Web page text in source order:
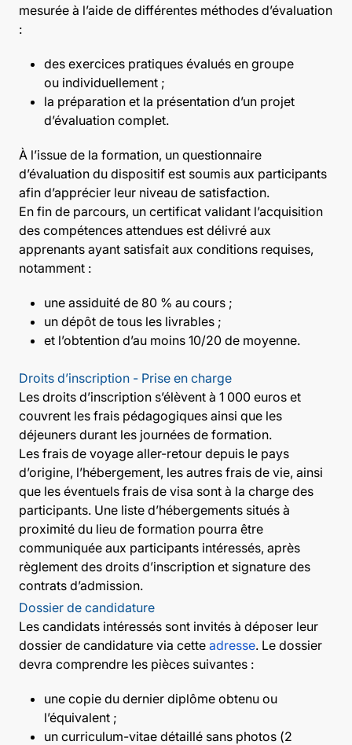
mesurée à l’aide de différentes méthodes d’évaluation
:
des exercices pratiques évalués en groupe
ou individuellement ;
la préparation et la présentation d’un projet
d’évaluation complet.
À l’issue de la formation, un questionnaire
d’évaluation du dispositif est soumis aux participants
afin d’apprécier leur niveau de satisfaction.
En fin de parcours, un certificat validant l’acquisition
des compétences attendues est délivré aux
apprenants ayant satisfait aux conditions requises,
notamment :
une assiduité de 80 % au cours ;
un dépôt de tous les livrables ;
et l’obtention d’au moins 10/20 de moyenne.
Droits d’inscription - Prise en charge
Les droits d’inscription s’élèvent à 1 000 euros et
couvrent les frais pédagogiques ainsi que les
déjeuners durant les journées de formation.
Les frais de voyage aller-retour depuis le pays
d’origine, l’hébergement, les autres frais de vie, ainsi
que les éventuels frais de visa sont à la charge des
participants. Une liste d’hébergements situés à
proximité du lieu de formation pourra être
communiquée aux participants intéressés, après
règlement des droits d’inscription et signature des
contrats d’admission.
Dossier de candidature
Les candidats intéressés sont invités à déposer leur
dossier de candidature via cette adresse. Le dossier
devra comprendre les pièces suivantes :
une copie du dernier diplôme obtenu ou
l’équivalent ;
un curriculum-vitae détaillé sans photos (2